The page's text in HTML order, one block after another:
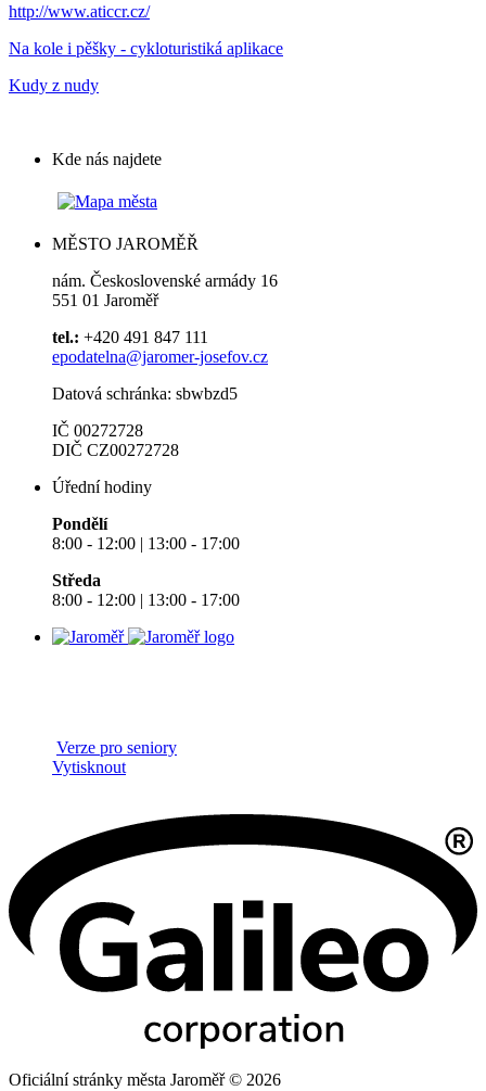
http://www.aticcr.cz/
Na kole i pěšky - cykloturistiká aplikace
Kudy z nudy
Kde nás najdete
MĚSTO JAROMĚŘ
nám. Československé armády 16
551 01 Jaroměř
tel.: +420 491 847 111
epodatelna@jaromer-josefov.cz
Datová schránka: sbwbzd5
IČ 00272728
DIČ CZ00272728
Úřední hodiny
Pondělí
8:00 - 12:00 | 13:00 - 17:00
Středa
8:00 - 12:00 | 13:00 - 17:00
Verze pro seniory
Vytisknout
Oficiální stránky města Jaroměř © 2026